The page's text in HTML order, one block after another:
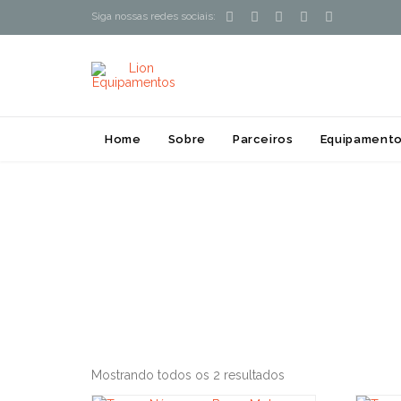
Siga nossas redes sociais:     
Home Sobre Parceiros
Mostrando todos os 2 resultados